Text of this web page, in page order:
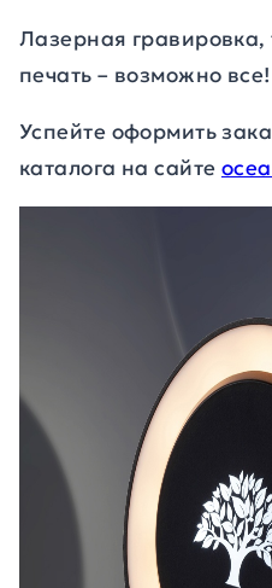
Лазерная
печать – возможно все!
Успейте оформить
каталога на сайте